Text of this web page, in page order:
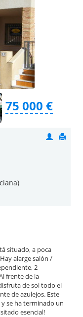
75 000 €
situado, a poca
alarge salón /
2
frente de la
de sol todo el
de azulejos. Este
se ha terminado un
esencial!